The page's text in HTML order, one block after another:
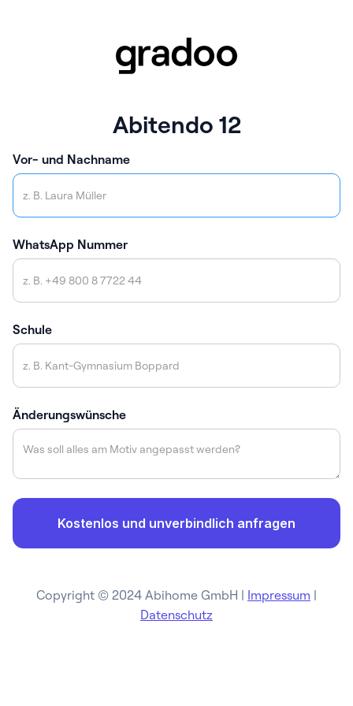
Abitendo 12
Vor- und Nachname
WhatsApp Nummer
Schule
Änderungswünsche
Copyright © 2024 Abihome GmbH | Impressum |
Datenschutz